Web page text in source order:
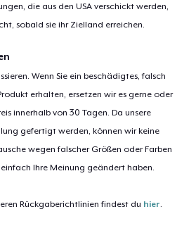
die aus den USA verschickt werden,
sobald sie ihr Zielland erreichen.
Wenn Sie ein beschädigtes, falsch
erhalten, ersetzen wir es gerne oder
innerhalb von 30 Tagen. Da unsere
gefertigt werden, können wir keine
wegen falscher Größen oder Farben
Ihre Meinung geändert haben.
Rückgaberichtlinien findest du hier.